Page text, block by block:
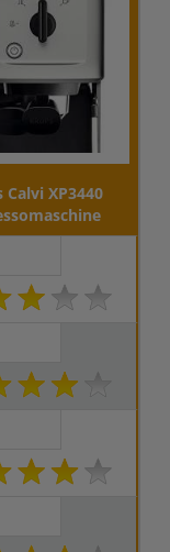
Calvi XP3440